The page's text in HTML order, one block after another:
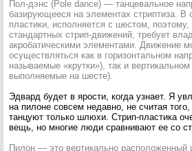
Пол-дэнс (Pole dance) — танцевальное
базирующееся на элементах стриптиза. В
пластики, исполняется с шестом, поэтому,
стандартных стрип-движений, требует
акробатическими элементами. Движение
осуществляться как в горизонтальном
называемые «крутки»), так и
выполняемые на шесте).
Эдвард будет в ярости, когда узнает. Я
на пилоне совсем недавно, не считая
танцуют только шлюхи. Стрип-пластика
вещь, но многие люди сравнивают ее со
Пилон — это вертикально расположенный